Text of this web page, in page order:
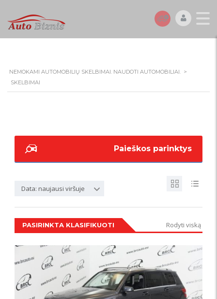
NEMOKAMI AUTOMOBILIŲ SKELBIMAI. NAUDOTI AUTOMOBILIAI. >
SKELBIMAI
Paieškos parinktys
Data: naujausi viršuje
PASIRINKTA KLASIFIKUOTI Rodyti viską
IŠSKIRTINIS